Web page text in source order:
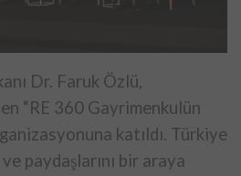
Dr. Faruk Özlü,
“RE 360 Gayrimenkulün
katıldı. Türkiye
paydaşlarını bir araya